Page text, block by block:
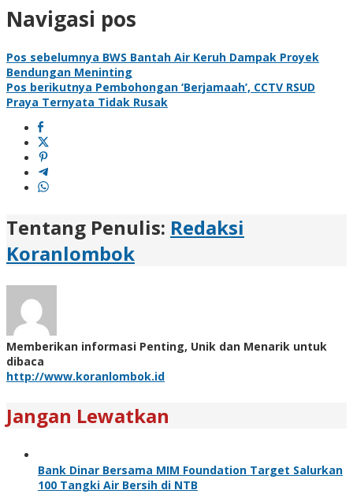
Navigasi pos
Pos sebelumnya BWS Bantah Air Keruh Dampak Proyek
Bendungan Meninting
Pos berikutnya Pembohongan ‘Berjamaah’, CCTV RSUD
Praya Ternyata Tidak Rusak
Tentang Penulis: Redaksi
Koranlombok
Memberikan informasi Penting, Unik dan Menarik untuk
dibaca
http://www.koranlombok.id
Jangan Lewatkan
Bank Dinar Bersama MIM Foundation Target Salurkan
100 Tangki Air Bersih di NTB